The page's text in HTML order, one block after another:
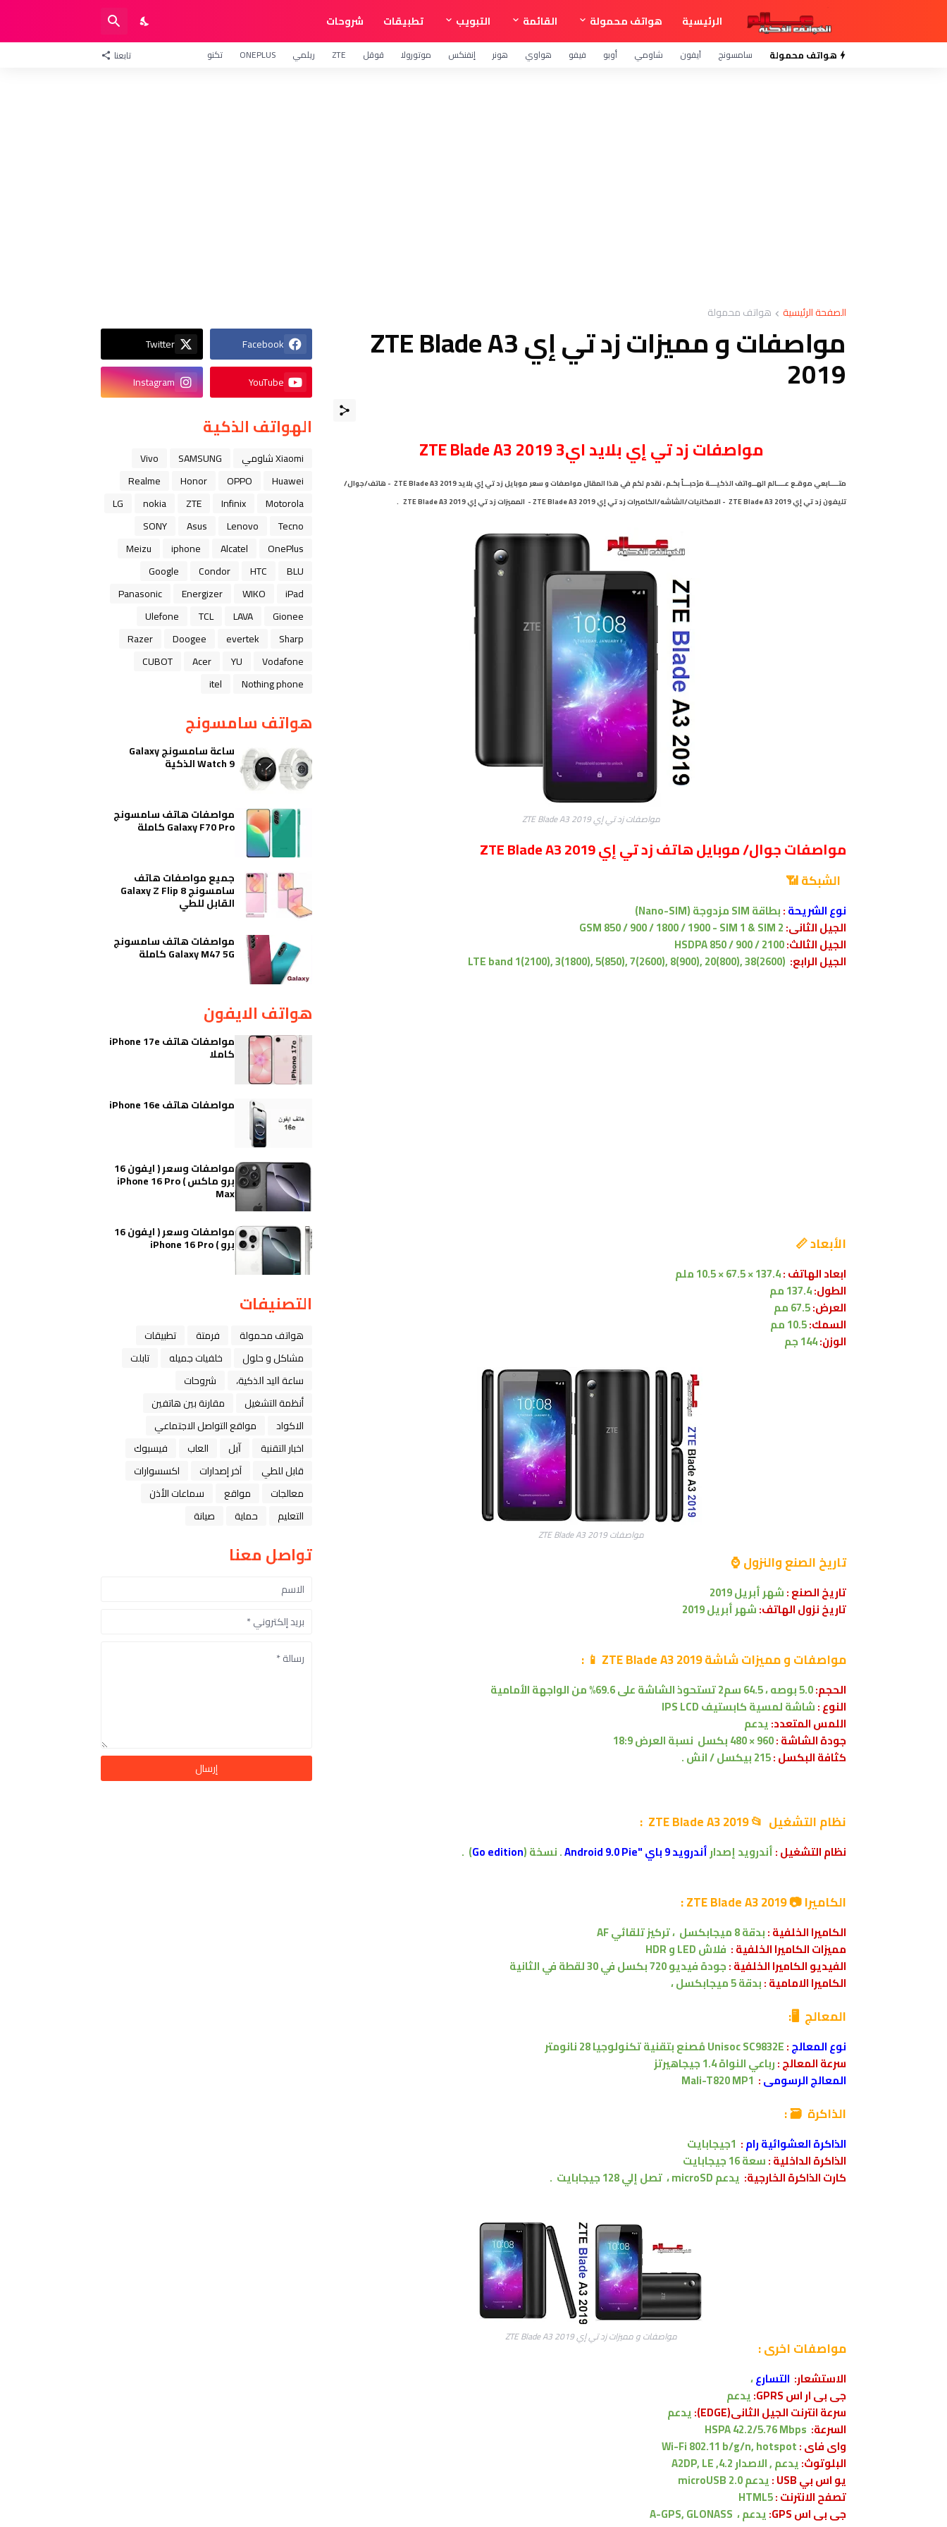
الرئيسية هواتف محمولة القائمة التبويب تطبيقات شروحات
هواتف محمولة سامسونج آيفون شاومي أوبو فيفو هواوي هونر إنفنكس موتورولا قوقل ZTE ريلمي ONEPLUS تكنو تابعنا
الصفحة الرئيسية هواتف محمولة
مواصفات و مميزات زد تي إي ZTE Blade A3
2019
مواصفاتزد تي إي بلايد اي3 ZTE Blade A3 2019
متــــابعي موقـع عــــالم الهــواتف الذكيـــة مرْحبـــاً بكـم ، نقدم لكم في هذا المقال مواصفات و سعر موبايل زد تي إي بلايد ZTE Blade A3 2019 - هاتف/جوال/
تليفون زد تي إي ZTE Blade A3 2019 - الامكانيات/الشاشه/الكاميرات زد تي إي ZTE Blade A3 2019 - المميزات زد تي إي ZTE Blade A3 2019 .
مواصفات زد تي إي ZTE Blade A3 2019
مواصفات جوال/ موبايل هاتف زد تي إي ZTE Blade A3 2019
الشبكة 📶
نوع الشريحة:بطاقة SIM مزدوجة
(Nano-SIM)
الجيل الثانى:GSM 850 / 900 / 1800 / 1900 - SIM 1 & SIM 2
الجيل الثالث:HSDPA 850 / 900 / 2100
الجيل الرابع: LTE band 1(2100), 3(1800), 5(850), 7(2600), 8(900), 20(800), 38(2600)
الأبعاد 📏
ابعاد الهاتف :137.4 × 67.5 × 10.5 ملم
الطول:137.4 مم
العرض:
السمك:10.5 مم
الوزن:
مواصفات ZTE Blade A3 2019
تاريخ الصنع والنزول ⌚
تاريخ الصنع :شهرأبريل 2019
تاريخ نزول الهاتف:شهرأبريل 2019
مواصفات و مميزاتشاشة ZTE Blade A3 2019 📱 :
الحجم:5.0 بوصه ،64.5 سم2 تستحوذ الشاشة على 69.6% من
الواجهة الأمامية
النوع :شاشة لمسيةكابستيفIPS LCD
اللمس المتعدد:يدعم
جودة الشاشة :960 × 480 بكسل
نسبة العرض 18:9
كثافة البكسل :215 بيكسل / انش .
نظام التشغيل 📂ZTE Blade A3 2019 :
نظام التشغيل :أندرويد إصدارأندرويد 9 باي "Android 9.0 Pie .نسخة (Go edition
)
.
الكاميرا 📷 ZTE Blade A3 2019 :
الكاميرا الخلفية :بدقة 8 ميجابكسل ،تركيز تلقائي AF
مميزاتالكاميرا الخلفية : فلاشLEDوHDR
الفيديو الكاميرا الخلفية :جودة فيديو 720 بكسل في 30 لقطة في الثانية
الكاميرا الامامية :بدقة 5 ميجابكسل ،
المعالج 🖥:
نوع المعالج:
Unisoc SC9832Eمُصنع بتقنيةتكنولوجيا 28 نانومتر
سرعة المعالج :رباعي النواة 1.4 جيجاهيرتز
المعالج الرسومى:
Mali-T820 MP1
الذاكرة 🗃 :
الذاكرة العشوائية رام: 1جيجابايت
الذاكرة الداخلية :سعة16 جيجابايت
كارت الذاكرة الخارجية: يدعمmicroSD ، تصل إلي .
مواصفات و مميزات زد تي إي ZTE Blade A3 2019
مواصفات اخرى:
الاستشعار: التسارع،
جى بى ار اس GPRS:
يدعم
سرعة انترنت الجيل الثانى(EDGE):
يدعم
السرعة: HSPA 42.2/5.76 Mbps
واى فاى :Wi-Fi 802.11 b/g/n, hotspot
البلوتوث:يدعم , الاصدار4.2, A2DP, LE
يو اس بي USB :
يدعمmicroUSB 2.0
تصفح الانترنت :HTML5
جى بى اس GPS:
يدعم ، A-GPS, GLONASS
Facebook
Twitter
YouTube
Instagram
الهواتف الذكية
Xiaomi شاومي SAMSUNG
Vivo
Huawei
OPPO
Honor
Realme
Motorola
Infinix
ZTE
nokia
LG
Tecno
Lenovo
Asus
SONY
OnePlus
Alcatel
iphone
Meizu
BLU
HTC
Condor
Google
iPad
WIKO
Energizer
Panasonic
Gionee
LAVA
TCL
Ulefone
Sharp
evertek
Doogee
Razer
Vodafone
YU
Acer
CUBOT
Nothing phone
itel
هواتف سامسونج
ساعة سامسونج Galaxy
Watch 9 الذكية
مواصفات هاتف سامسونج
Galaxy F70 Pro كاملة
جميع مواصفات هاتف
سامسونج Galaxy Z Flip 8
القابل للطي
مواصفات هاتف سامسونج
Galaxy M47 5G كاملة
هواتف الايفون
مواصفات هاتف iPhone 17e
كاملا
مواصفات هاتف iPhone 16e
مواصفات وسعر ( ايفون 16
برو ماكس ) iPhone 16 Pro
Max
مواصفات وسعر ( ايفون 16
برو ) iPhone 16 Pro
التصنيفات
هواتف محمولة فرمتة
تطبيقات
مشاكل و حلول
خلفيات جميله
تابلت
ﺳﺎﻋﺔ ﺍﻟﻴﺪ ﺍﻟﺬﻛﻴﺔ،
شروحات
أنظمة التشغيل
مقارنة بين هاتفين
الاكواد
مواقع التواصل الاجتماعي
اخبار التقنية
ﺁﺑﻞ العاب
فيسبوك
قابل للطي
آخر إصدارات
اكسسوارات
معالجات
مواقع
سماعات الأذن
التعليم
حماية صيانة
تواصل معنا